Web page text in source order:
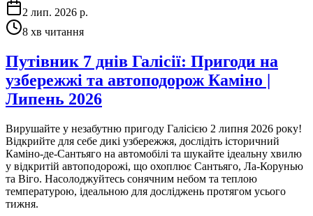
2 лип. 2026 р.
8 хв читання
Путівник 7 днів Галісії: Пригоди на
узбережжі та автоподорож Каміно |
Липень 2026
Вирушайте у незабутню пригоду Галісією 2 липня 2026 року!
Відкрийте для себе дикі узбережжя, дослідіть історичний
Каміно-де-Сантьяго на автомобілі та шукайте ідеальну хвилю
у відкритій автоподорожі, що охоплює Сантьяго, Ла-Корунью
та Віго. Насолоджуйтесь сонячним небом та теплою
температурою, ідеальною для досліджень протягом усього
тижня.